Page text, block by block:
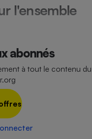
l'ensemble
abonnés
à tout le contenu du
Robot ménager